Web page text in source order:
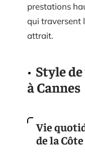
prestations
qui traversent
attrait.
Style
à Cannes
Vie
de la Côte